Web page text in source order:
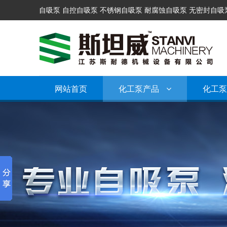
自吸泵 自控自吸泵 不锈钢自吸泵 耐腐蚀自吸泵 无密封自
网站首页 化工泵产品 化工